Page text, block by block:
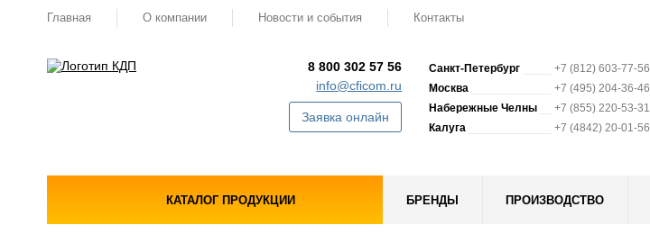
Главная О компании Новости и события Контакты
8 800 302 57 56
info@cficom.ru
Заявка онлайн
Санкт-Петербург
+7 (812) 603-77-56
Москва
+7 (495) 204-36-46
Набережные Челны
+7 (855) 220-53-31
Калуга
+7 (4842) 20-01-56
КАТАЛОГ ПРОДУКЦИИ БРЕНДЫ ПРОИЗВОДСТВО